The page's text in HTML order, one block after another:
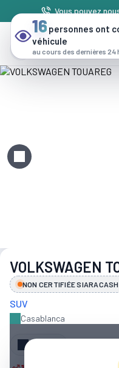
Vous pouvez
VOLKSWAGEN
NON CERTIFIÉE SIARACASH
SUV
Casablanca
Partager
16 personnes ont
véhicule
au cours des dernières 24